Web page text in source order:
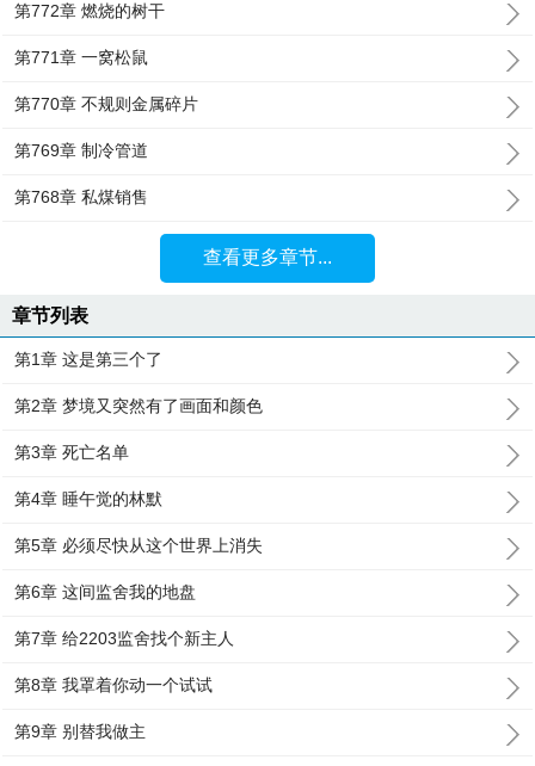
第772章 燃烧的树干
第771章 一窝松鼠
第770章 不规则金属碎片
第769章 制冷管道
第768章 私煤销售
查看更多章节...
章节列表
第1章 这是第三个了
第2章 梦境又突然有了画面和颜色
第3章 死亡名单
第4章 睡午觉的林默
第5章 必须尽快从这个世界上消失
第6章 这间监舍我的地盘
第7章 给2203监舍找个新主人
第8章 我罩着你动一个试试
第9章 别替我做主